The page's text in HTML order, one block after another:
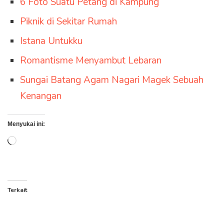
Piknik di Sekitar Rumah
Istana Untukku
Romantisme Menyambut Lebaran
Sungai Batang Agam Nagari Magek Sebuah
Kenangan
Menyukai ini:
Memuat...
Terkait